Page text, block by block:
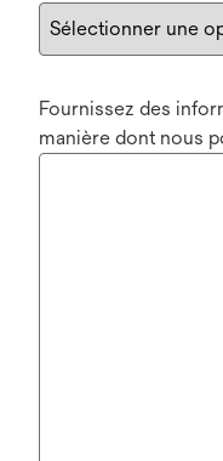
Fournissez des
manière dont nous